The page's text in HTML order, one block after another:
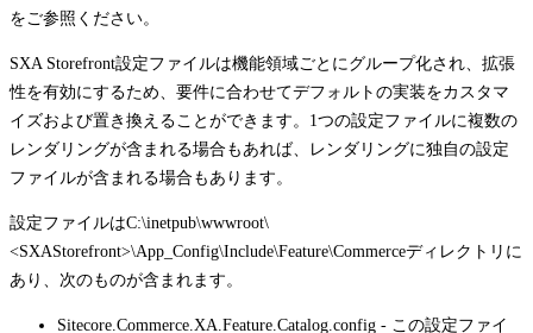
をご参照ください。
SXA Storefront設定ファイルは機能領域ごとにグループ化され、拡張
性を有効にするため、要件に合わせてデフォルトの実装をカスタマ
イズおよび置き換えることができます。1つの設定ファイルに複数の
レンダリングが含まれる場合もあれば、レンダリングに独自の設定
ファイルが含まれる場合もあります。
設定ファイルはC:\inetpub\wwwroot\
<SXAStorefront>\App_Config\Include\Feature\Commerceディレクトリに
あり、次のものが含まれます。
Sitecore.Commerce.XA.Feature.Catalog.config - この設定ファイ